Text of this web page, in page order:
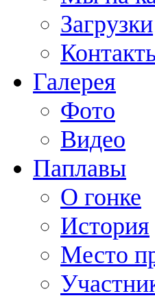
Загрузки
Галерея
Фото
Видео
Паплавы
О гонке
История
Место